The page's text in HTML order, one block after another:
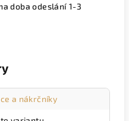
doba odeslání 1-3
a nákrčníky